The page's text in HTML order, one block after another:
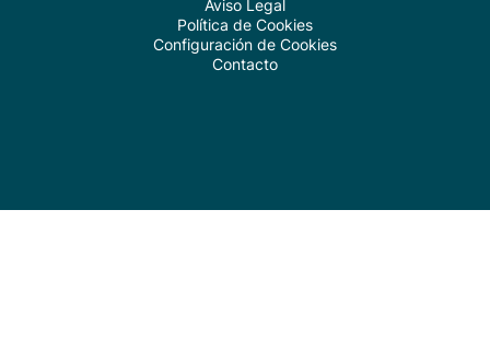
Aviso Legal
Política de Cookies
Configuración de Cookies
Contacto